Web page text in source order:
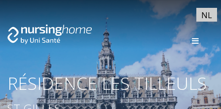
NL
RÉSIDENCE LES TILLEULS